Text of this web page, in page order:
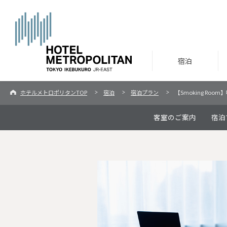
宿泊
ホテルメトロポリタンTOP 宿泊 宿泊プラン 【Smoking Room
客室のご案内 宿